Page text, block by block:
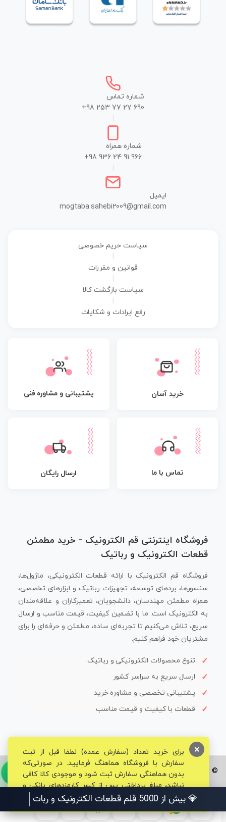
شماره تماس
+98 253 77 27 690
شماره همراه
+98 936 24 91 966
ایمیل
mogtaba.sahebi2009@gmail.com
سیاست حریم خصوصی
قوانین و مقررات
سیاست بازگشت کالا
رفع ایرادات و شکایات
خرید آسان پشتیبانی و مشاوره فنی
تماس با ما ارسال رایگان
فروشگاه اینترنتی قم الکترونیک - خرید مطمئن
قطعات الکترونیک و رباتیک
فروشگاه قم الکترونیک با ارائه قطعات الکترونیکی، ماژول‌ها،
سنسورها، بردهای توسعه، تجهیزات رباتیک و ابزارهای تخصصی،
همراه مطمئن مهندسان، دانشجویان، تعمیرکاران و علاقه‌مندان
به الکترونیک است. ما با تضمین کیفیت، قیمت مناسب و ارسال
سریع، تلاش می‌کنیم تا تجربه‌ای ساده، مطمئن و حرفه‌ای را برای
مشتریان خود فراهم کنیم.
تنوع محصولات الکترونیکی و رباتیک
ارسال سریع به سراسر کشور
پشتیبانی تخصصی و مشاوره خرید
قطعات با کیفیت و قیمت مناسب
© تمامی حقوق برای فروشگاه تخصصی قم الکترونیک محفوظ می‌باشد.
برای خرید تعداد (سفارش عمده) لطفا قبل از ثبت
سفارش با فروشگاه هماهنگ فرمایید. در صورتی‌که
بدون هماهنگی سفارش ثبت شود و موجودی کالا کافی
نباشد، مبلغ پرداختی پس از کسر کارمزدهای بانکی و
مالیاتی به حساب شما بازگشت داده خواهد شد.
×
💎 بیش از 5000 قلم قطعات الکترونیک و رباتیک